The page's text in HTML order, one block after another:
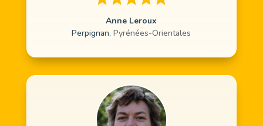
Anne Leroux
Perpignan, Pyrénées-Orientales